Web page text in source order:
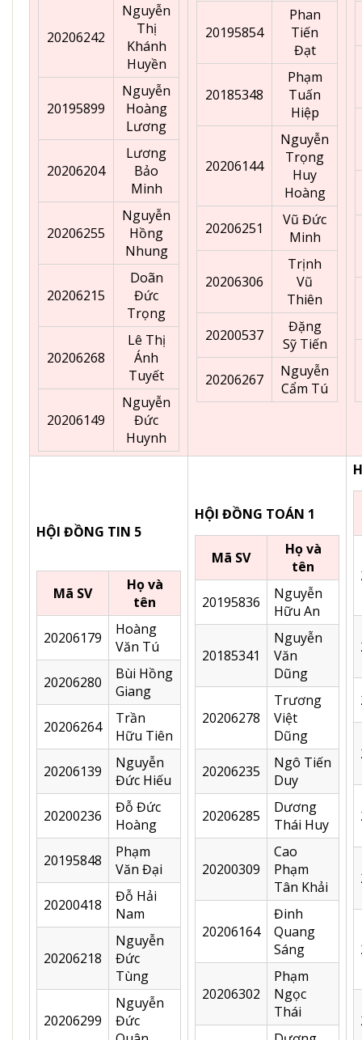
20206242
Nguyễn
Thị
Khánh
Huyền
20195899
Nguyễn
Hoàng
Lương
20206204
Lương
Bảo
Minh
20206255
Nguyễn
Hồng
Nhung
20206215
Doãn
Đức
Trọng
20206268
Lê Thị
Ánh
Tuyết
20206149
Nguyễn
Đức
Huynh
20195854
Phan
Tiến
Đạt
20185348
Phạm
Tuấn
Hiệp
20206144
Nguyễn
Trọng
Huy
Hoàng
20206251
Vũ Đức
Minh
20206306
Trịnh
Vũ
Thiên
20200537
Đặng
Sỹ Tiến
20206267
Nguyễn
Cẩm Tú
HỘI ĐỒNG TIN 5
Mã SV
Họ và
tên
20206179
Hoàng
Văn Tú
20206280
Bùi Hồng
Giang
20206264
Trần
Hữu Tiên
20206139
Nguyễn
Đức Hiếu
20200236
Đỗ Đức
Hoàng
20195848
Phạm
Văn Đại
20200418
Đỗ Hải
Nam
20206218
Nguyễn
Đức
Tùng
20206299
Nguyễn
Đức
HỘI ĐỒNG TOÁN 1
Mã SV
Họ và
tên
20195836
Nguyễn
Hữu An
20185341
Nguyễn
Văn
Dũng
20206278
Trương
Việt
Dũng
20206235
Ngô Tiến
Duy
20206285
Dương
Thái Huy
20200309
Cao
Phạm
Tân Khải
20206164
Đinh
Quang
Sáng
20206302
Phạm
Ngọc
Thái